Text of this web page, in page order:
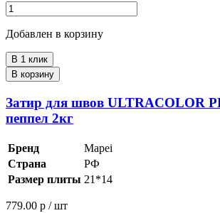
Добавлен в корзину
В 1 клик
В корзину
Затир для швов ULTRACOLOR
пеппел 2кг
Бренд
Mapei
Страна
РФ
Размер плиты 21*14
779.00 р / шт